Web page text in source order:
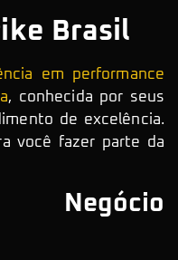
Brasil
em performance
, conhecida por seus
de excelência.
você fazer parte da